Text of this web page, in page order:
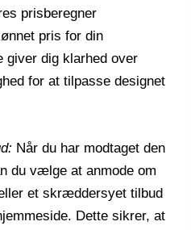
prisberegner
pris for din
dig klarhed over
for at tilpasse designet
Når du har modtaget den
du vælge at anmode om
et skræddersyet tilbud
Dette sikrer, at